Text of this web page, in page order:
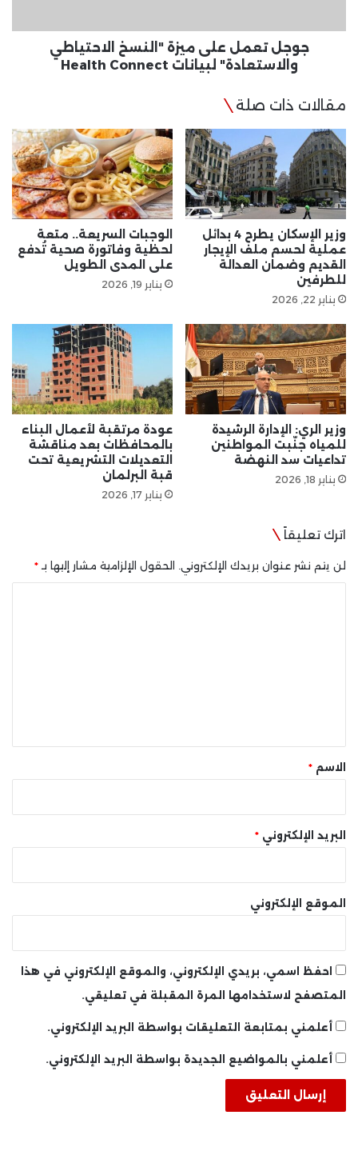
Health
Connectجوجل تعمل على ميزة "النسخ الاحتياطي
والاستعادة" لبيانات Health Connect
مقالات ذات صلة
وزير الإسكان يطرح 4 بدائل
عملية لحسم ملف الإيجار
القديم وضمان العدالة
للطرفين
يناير 22, 2026
الوجبات السريعة.. متعة
لحظية وفاتورة صحية تُدفع
على المدى الطويل
يناير 19, 2026
وزير الري: الإدارة الرشيدة
للمياه جنّبت المواطنين
تداعيات سد النهضة
يناير 18, 2026
عودة مرتقبة لأعمال البناء
بالمحافظات بعد مناقشة
التعديلات التشريعية تحت
قبة البرلمان
يناير 17, 2026
اترك تعليقاً
لن يتم نشر عنوان بريدك الإلكتروني. الحقول الإلزامية مشار إليها بـ*
* الاسم *
البريد الإلكتروني *
الموقع الإلكتروني
احفظ اسمي، بريدي الإلكتروني، والموقع الإلكتروني في هذا
المتصفح لاستخدامها المرة المقبلة في تعليقي.
أعلمني بمتابعة التعليقات بواسطة البريد الإلكتروني.
أعلمني بالمواضيع الجديدة بواسطة البريد الإلكتروني.